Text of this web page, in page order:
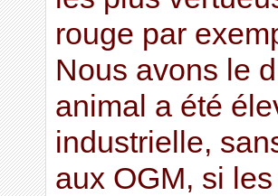
rouge par
Nous avons le
animal a été
industrielle,
aux OGM, si